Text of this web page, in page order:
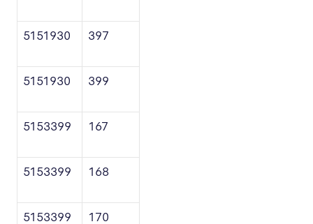
5151930 397
5151930 399
5153399 167
5153399 168
5153399 170